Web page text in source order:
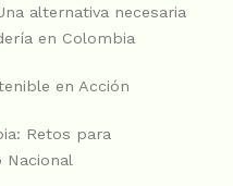
alternativa necesaria
en Colombia
en Acción
Retos para
Nacional